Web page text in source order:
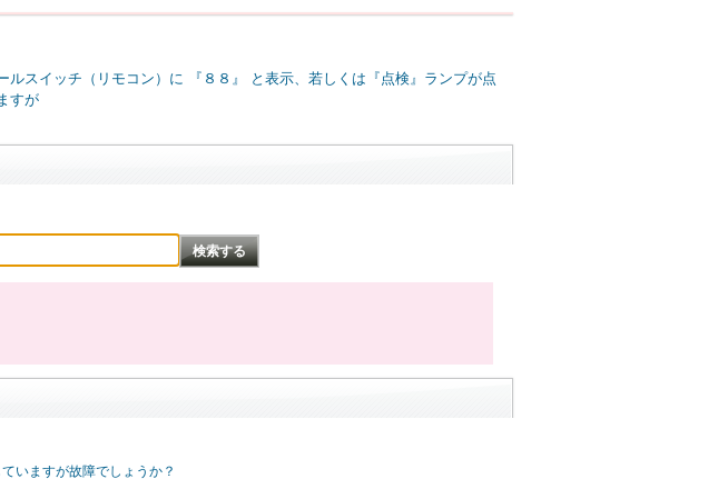
ルスイッチ（リモコン）に 『８８』 と表示、若しくは『点検』ランプが点
すが
いますが故障でしょうか？